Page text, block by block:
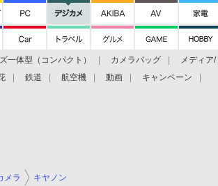
一体型（コンパクト） カメラバッグ メディア
鉄道 航空機 動画 キャンペーン
メラ キヤノン